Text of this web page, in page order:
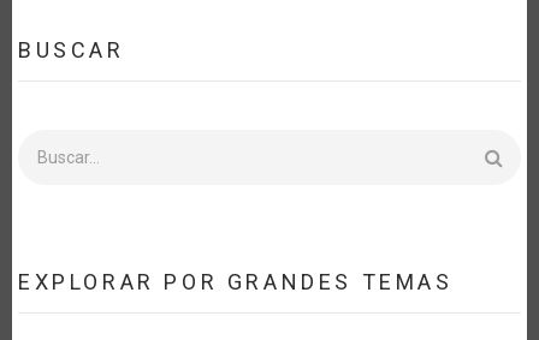
BUSCAR
EXPLORAR POR GRANDES TEMAS